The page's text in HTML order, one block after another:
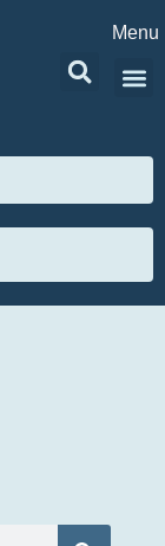
Menu